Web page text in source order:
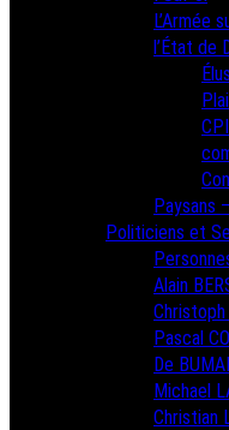
L’Armée
l’État de
Paysans
Politiciens et
Alain
Christoph
Pascal
De
Michael
Christian